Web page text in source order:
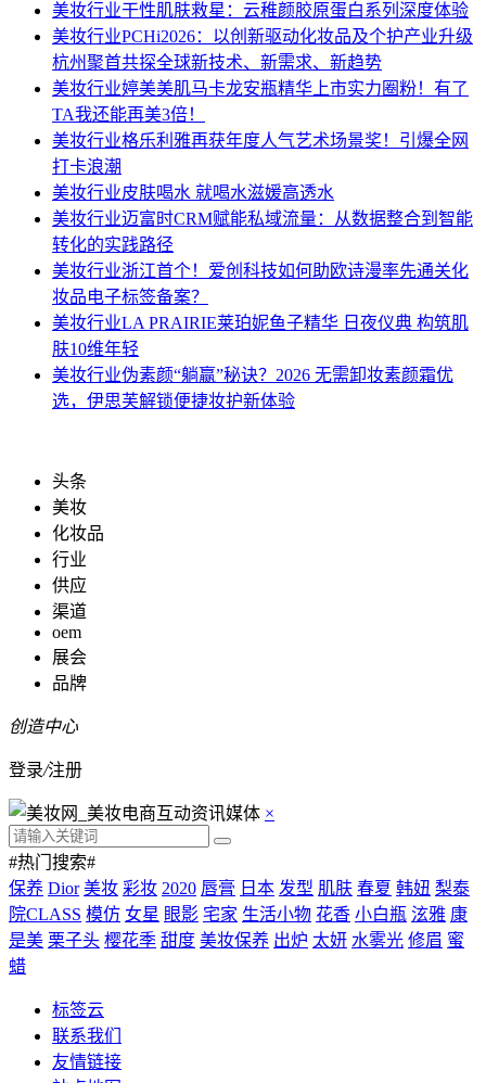
美妆行业干性肌肤救星：云稚颜胶原蛋白系列深度体验
美妆行业PCHi2026：以创新驱动化妆品及个护产业升级
杭州聚首共探全球新技术、新需求、新趋势
美妆行业婷美美肌马卡龙安瓶精华上市实力圈粉！有了
TA我还能再美3倍！
美妆行业格乐利雅再获年度人气艺术场景奖！引爆全网
打卡浪潮
美妆行业皮肤喝水 就喝水滋媛高透水
美妆行业迈富时CRM赋能私域流量：从数据整合到智能
转化的实践路径
美妆行业浙江首个！爱创科技如何助欧诗漫率先通关化
妆品电子标签备案？
美妆行业LA PRAIRIE莱珀妮鱼子精华 日夜仪典 构筑肌
肤10维年轻
美妆行业伪素颜“躺赢”秘诀？2026 无需卸妆素颜霜优
选，伊思芙解锁便捷妆护新体验
头条
美妆
化妆品
行业
供应
渠道
oem
展会
品牌
创造中心
登录/注册
×
#热门搜索#
保养 Dior 美妆 彩妆 2020 唇膏 日本 发型 肌肤 春夏 韩妞 梨泰
院CLASS 模仿 女星 眼影 宅家 生活小物 花香 小白瓶 泫雅 康
是美 栗子头 樱花季 甜度 美妆保养 出炉 太妍 水雾光 修眉 蜜
蜡
标签云
联系我们
友情链接